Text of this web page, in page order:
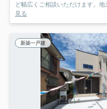
ど幅広くご相談いただけます。
見る
新築一戸建